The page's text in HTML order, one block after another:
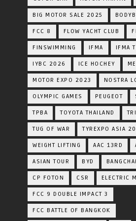
BIG MOTOR SALE 2025
FCC 8 FLOW YACHT CLUB
FINSWIMMING IFMA IFMA
IYBC 2026 ICE HOCHEY
MOTOR EXPO 2023 NOSTRA
OLYMPIC GAMES PEUGEOT
TPBA TOYOTA​ THAILAND​
TUG OF WAR TYREXPO ASIA
WEIGHT LIFTING AAC 13RD
ASIAN TOUR BYD
CP FOTON CSR ELECTRIC
FCC 9 DOUBLE IMPACT 3
FCC BATTLE OF BANGKOK